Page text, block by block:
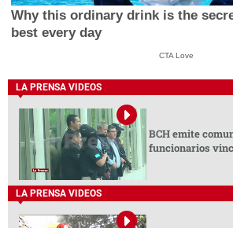
Why this ordinary drink is the
best every day
CTA Love
LA PRENSA VIDEOS
BCH emite
funcionarios
LA PRENSA VIDEOS